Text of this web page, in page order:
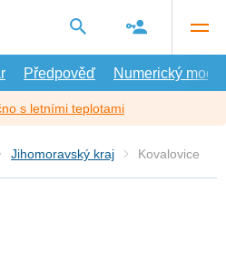
Předpověď Numerický model
s letními teplotami
Jihomoravský kraj Kovalovice